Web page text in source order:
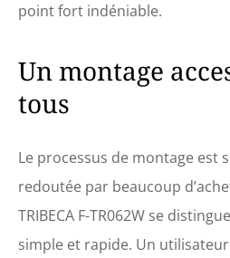
point fort indéniable.
Un montage
tous
Le processus de montage est
redoutée par beaucoup
TRIBECA F-TR062W se
simple et rapide. Un